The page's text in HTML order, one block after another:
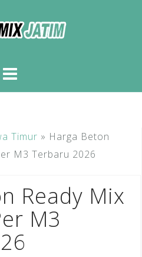
Timur » Harga Beton
M3 Terbaru 2026
Ready Mix
M3